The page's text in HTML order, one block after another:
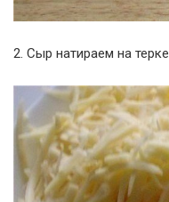
2. Сыр натираем на терке